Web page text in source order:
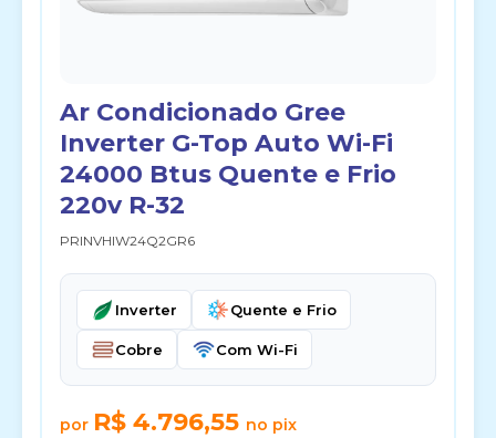
Ar Condicionado Gree
Inverter G-Top Auto Wi-Fi
24000 Btus Quente e Frio
220v R-32
PRINVHIW24Q2GR6
Inverter Quente e Frio
Cobre Com Wi-Fi
por R$ 4.796,55 no pix